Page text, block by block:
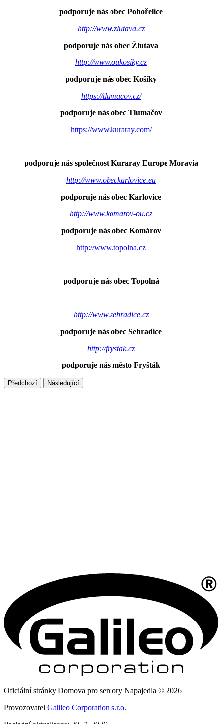
podporuje nás obec Pohořelice
http://www.zlutava.cz
podporuje nás obec Žlutava
http://www.oukosiky.cz
podporuje nás obec Košíky
https://tlumacov.cz/
podporuje nás obec Tlumačov
https://www.kuraray.com/
podporuje nás společnost Kuraray Europe Moravia
http://www.obeckarlovice.eu
podporuje nás obec Karlovice
http://www.komarov-ou.cz
podporuje nás obec Komárov
http://www.topolna.cz
podporuje nás obec Topolná
http://www.sehradice.cz
podporuje nás obec Sehradice
http://frystak.cz
podporuje nás město Fryšták
Předchozí Následující
Oficiální stránky Domova pro seniory Napajedla © 2026
Provozovatel Galileo Corporation s.r.o.